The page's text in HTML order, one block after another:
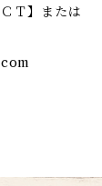
ＣＴ】または
com